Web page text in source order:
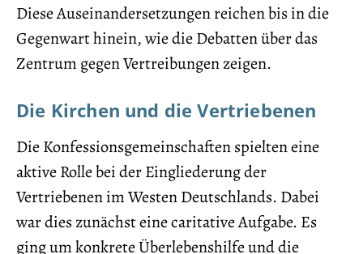
Diese Auseinandersetzungen reichen bis in die
Gegenwart hinein, wie die Debatten über das
Zentrum gegen Vertreibungen zeigen.
Die Kirchen und die Vertriebenen
Die Konfessionsgemeinschaften spielten eine
aktive Rolle bei der Eingliederung der
Vertriebenen im Westen Deutschlands. Dabei
war dies zunächst eine caritative Aufgabe. Es
ging um konkrete Überlebenshilfe und die